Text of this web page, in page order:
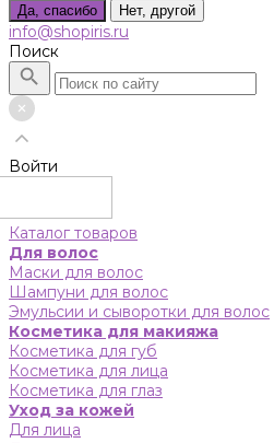
Да, спасибо Нет, другой
info@shopiris.ru
Поиск
Войти
Каталог товаров
Для волос
Маски для волос
Шампуни для волос
Эмульсии и сыворотки для волос
Косметика для макияжа
Косметика для губ
Косметика для лица
Косметика для глаз
Уход за кожей
Для лица